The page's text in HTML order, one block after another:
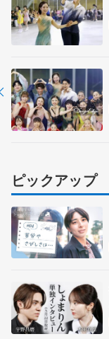
ピックアップ